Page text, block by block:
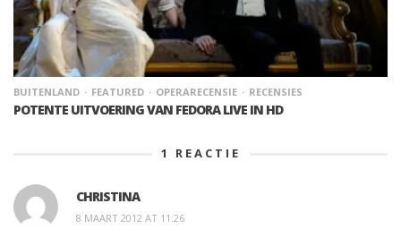
BUITENLAND FEATURED OPERARECENSIE RECENSIES
POTENTE UITVOERING VAN FEDORA LIVE IN HD
1 REACTIE
CHRISTINA
8 MAART 2012 AT 11:26